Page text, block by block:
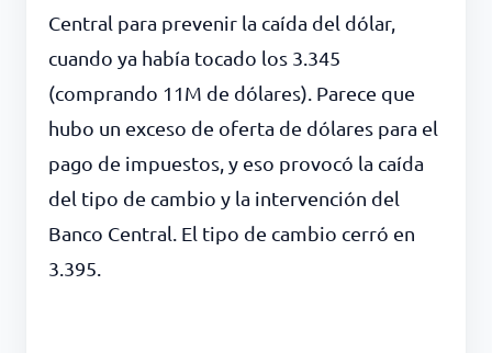
Central para prevenir la caída del dólar,
cuando ya había tocado los 3.345
(comprando 11M de dólares). Parece que
hubo un exceso de oferta de dólares para el
pago de impuestos, y eso provocó la caída
del tipo de cambio y la intervención del
Banco Central. El tipo de cambio cerró en
3.395.